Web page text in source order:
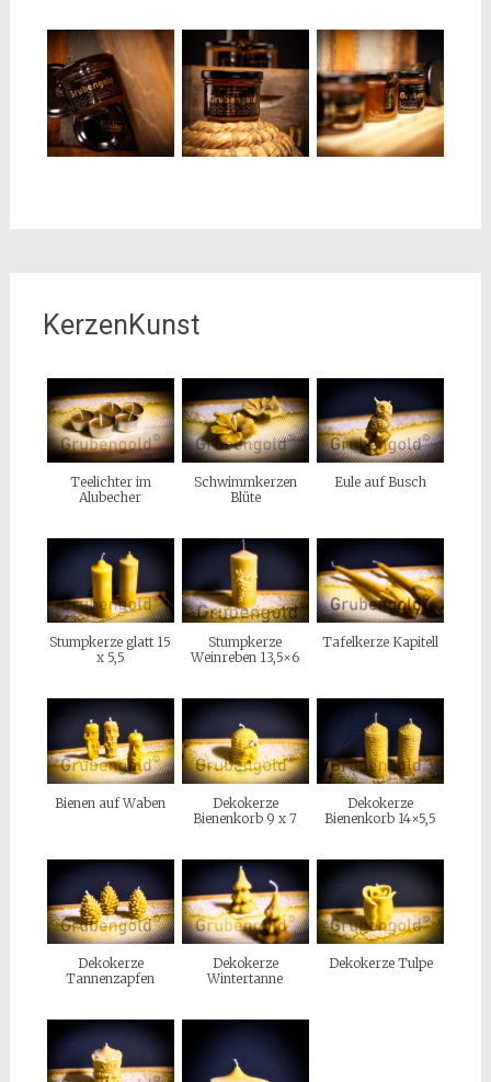
KerzenKunst
Teelichter im
Alubecher
Schwimmkerzen
Blüte
Eule auf Busch
Stumpkerze glatt 15
x 5,5
Stumpkerze
Weinreben 13,5×6
Tafelkerze Kapitell
Bienen auf Waben
Dekokerze
Bienenkorb 9 x 7
Dekokerze
Bienenkorb 14×5,5
Dekokerze
Tannenzapfen
Dekokerze
Wintertanne
Dekokerze Tulpe